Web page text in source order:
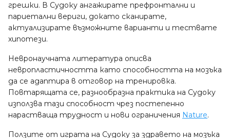
грешки. В Судоку ангажирате префронтални и
париетални вериги, докато сканирате,
актуализирате възможните варианти и тествате
хипотези.
Невронаучната литература описва
невропластичността като способността на мозъка
да се адаптира в отговор на тренировка.
Повтарящата се, разнообразна практика на Судоку
използва тази способност чрез постепенно
нарастваща трудност и нови ограничения Nature.
Ползите от играта на Судоку за здравето на мозъка